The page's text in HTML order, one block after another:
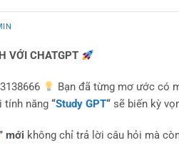
VỚI CHATGPT
Bạn đã từng mơ ước có
tính năng “Study GPT“ sẽ biến kỳ
mới không chỉ trả lời câu hỏi mà